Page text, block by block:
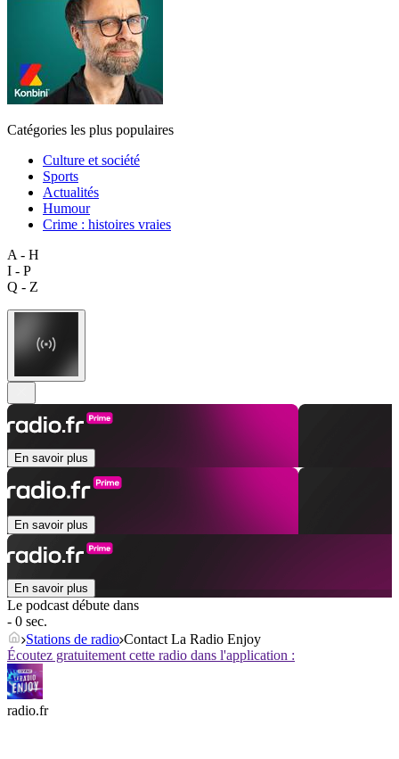
Catégories les plus populaires
Culture et société
Sports
Actualités
Humour
Crime : histoires vraies
A - H
I - P
Q - Z
En savoir plus
En savoir plus
En savoir plus
Le podcast débute dans
- 0 sec.
Stations de radio Contact La Radio Enjoy
Écoutez gratuitement cette radio dans l'application :
radio.fr